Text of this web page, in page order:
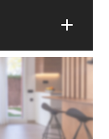
add